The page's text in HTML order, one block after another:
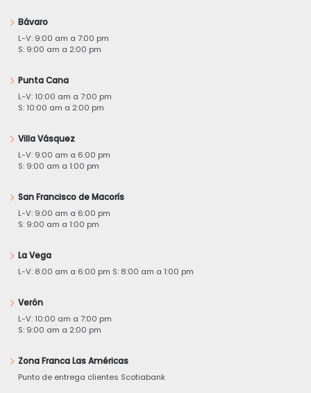
Bávaro
L-V: 9:00 am a 7:00 pm
S: 9:00 am a 2:00 pm
Punta Cana
L-V: 10:00 am a 7:00 pm
S: 10:00 am a 2:00 pm
Villa Vásquez
L-V: 9:00 am a 6:00 pm
S: 9:00 am a 1:00 pm
San Francisco de Macorís
L-V: 9:00 am a 6:00 pm
S: 9:00 am a 1:00 pm
La Vega
L-V: 8:00 am a 6:00 pm S: 8:00 am a 1:00 pm
Verón
L-V: 10:00 am a 7:00 pm
S: 9:00 am a 2:00 pm
Zona Franca Las Américas
Punto de entrega clientes Scotiabank